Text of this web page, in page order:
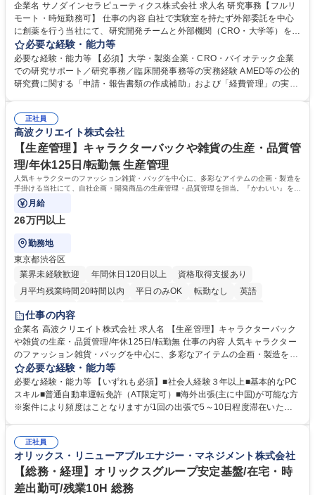
企業名 サノダインセラピューティクス株式会社 求人名 研究事務【フルリ
モート・時短勤務可】 仕事の内容 自社で実験室を持たず外部委託を中心
に創薬を行う当社にて、研究開発チームと外部機関（CRO・大学等）をつ
なぐハブとして、契約・発注・予算管理などの研究事務全般をお任せしま
す。 ■見積取得、発注、検収、請求処理等の事務手続き ■委託先との定例
会議の調整・アジェンダ準備・議事録作成 ■研究報告書、試験関連資料、
SOP等の整備・版管理・保管 ■研究開発の進捗・タイムライン・予算執行
集職種 研究事務【フルリモート・時短勤務可】
必要な経験・能力等
必要な経験・能力等 【必須】大学・製薬企業・CRO・バイオテック企業
での研究サポート／研究事務／臨床開発事務等の実務経験 AMED等の公的
研究費に関する「申請・報告書類の作成補助」および「経費管理」の実務
き方について】フルリモートやハイブリッド勤務、時短勤務など個々のラ
イフスタイルに応じた柔軟な働き方が可能です。育児や介護との両立も応
援します。 学歴・資格 学歴：大学院 大学 語学力： 資格：
正社員
高波クリエイト株式会社
【生産管理】キャラクターバックや雑貨の生産・品質管
理/年休125日/転勤無 生産管理
人気キャラクターのファッション雑貨・バッグを中心に、多彩なアイテムの企画・製造を
手掛ける当社にて、自社企画・開発商品の生産管理・品質管理を担当。『かわいい』を届
けるやりがいのあるポジションです。
月給
26万円以上
勤務地
東京都渋谷区
業界未経験歓迎
年間休日120日以上
資格取得支援あり
月平均残業時間20時間以内
平日のみOK 転勤なし
英語
住宅手当あり
完全週休2日制
交通費支給 駅近5分以内 中国語 土日祝休み
仕事の内容
企業名 高波クリエイト株式会社 求人名 【生産管理】キャラクターバック
や雑貨の生産・品質管理/年休125日/転勤無 仕事の内容 人気キャラクター
のファッション雑貨・バッグを中心に、多彩なアイテムの企画・製造を手
掛ける当社にて、自社企画・開発商品の生産管理・品質管理を担当。『か
わいい』を届けるやりがいのあるポジションです。 有名ブランドやキャラ
クターライセンスを活用した商品の企画・開発・販売を行っています。企
画段階から納品まで、商品の製造に関わる全てのプロセスにおいて、生産
元様とのやり取り、輸入関連の書類の管理、国内倉庫での品質チェック、
工場開拓などがございます。 募集職種 【生産管理】キャラクターバック
や雑貨の生産・品質管理/年休125日/転勤無
必要な経験・能力等
必要な経験・能力等 【いずれも必須】■社会人経験３年以上■基本的なPC
スキル■普通自動車運転免許（AT限定可）■海外出張(主に中国)が可能な方
※案件により頻度はことなりますが1回の出張で5～10日程度滞在いただ
め、『コツコツと実直に取り組める方』 ・工場やライセンス元を含む社内
外関係者と友好なコミュニケーションが取れる方 ※折衝は営業担当がメイ
ンで行います。 学歴・資格 学歴：大学院 大学 高専 短大 専修学校 高校 語
学力： 資格：
正社員
オリックス・リニューアブルエナジー・マネジメント株式会社
【総務・経理】オリックスグループ安定基盤/在宅・時
差出勤可/残業10H 総務